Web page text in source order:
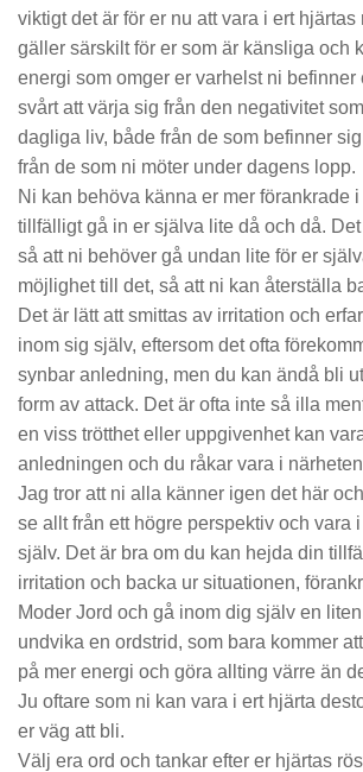
viktigt det är för er nu att vara i ert hjärtas
gäller särskilt för er som är känsliga och
energi som omger er varhelst ni befinner
svårt att värja sig från den negativitet
dagliga liv, både från de som befinner
från de som ni möter under dagens lopp.
Ni kan behöva känna er mer förankrade
tillfälligt gå in er själva lite då och då.
så att ni behöver gå undan lite för er
möjlighet till det, så att ni kan återställa
Det är lätt att smittas av irritation och
inom sig själv, eftersom det ofta
synbar anledning, men du kan ändå bli
form av attack. Det är ofta inte så illa
en viss trötthet eller uppgivenhet kan
anledningen och du råkar vara i
Jag tror att ni alla känner igen det här
se allt från ett högre perspektiv och vara
själv. Det är bra om du kan hejda din
irritation och backa ur situationen,
Moder Jord och gå inom dig själv en
undvika en ordstrid, som bara kommer att
på mer energi och göra allting värre än
Ju oftare som ni kan vara i ert hjärta
er väg att bli.
Välj era ord och tankar efter er hjärtas